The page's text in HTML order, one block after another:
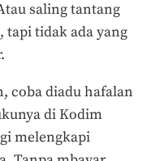
saling tantang
tapi tidak ada yang
coba diadu hafalan
di Kodim
melengkapi